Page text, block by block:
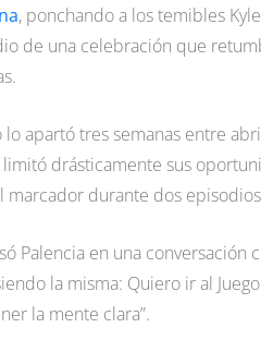
, ponchando a los temibles
de una celebración que
apartó tres semanas entre
drásticamente sus
marcador durante dos
Palencia en una
la misma: Quiero ir al
la mente clara”.